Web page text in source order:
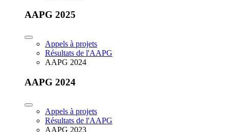
AAPG 2025
Appels à projets
Résultats de l'AAPG
AAPG 2024
AAPG 2024
Appels à projets
Résultats de l'AAPG
AAPG 2023